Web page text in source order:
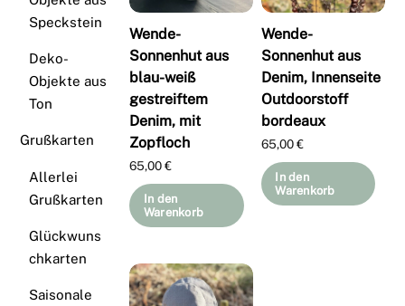
Wende-
Sonnenhut aus
blau-weiß
gestreiftem
Denim, mit
Zopfloch
65,00€
In den
Warenkorb
Wende-
Sonnenhut aus
Denim, Innenseite
Outdoorstoff
bordeaux
65,00€
In den
Warenkorb
Speckstein
Deko-
Objekte aus
Ton
Grußkarten
Allerlei
Grußkarten
Glückwuns
chkarten
Saisonale